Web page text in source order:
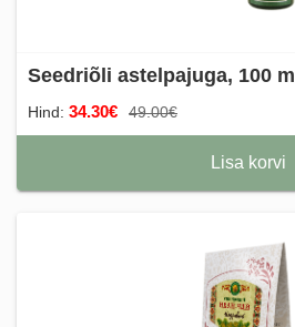
Seedriõli astelpajuga, 100 ml
Hind: 34.30€ 49.00€
Lisa korvi